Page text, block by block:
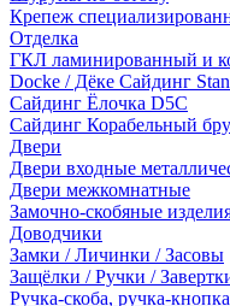
Крепеж
Отделка
ГКЛ ламинированный и
Docke / Дёке Сайдинг
Сайдинг Ёлочка D5C
Сайдинг Корабельный
Двери
Двери входные
Двери межкомнатные
Замочно-скобяные
Доводчики
Замки / Личинки / Засовы
Защёлки / Ручки /
Ручка-скоба, ручка-кнопка